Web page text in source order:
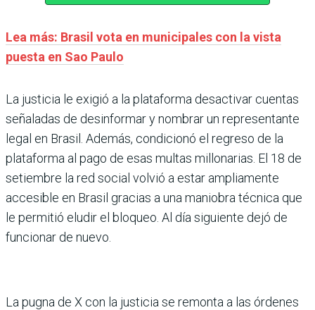
Lea más: Brasil vota en municipales con la vista
puesta en Sao Paulo
La justicia le exigió a la plataforma desactivar cuentas
señaladas de desinformar y nombrar un representante
legal en Brasil. Además, condicionó el regreso de la
plataforma al pago de esas multas millonarias. El 18 de
setiembre la red social volvió a estar ampliamente
accesible en Brasil gracias a una maniobra técnica que
le permitió eludir el bloqueo. Al día siguiente dejó de
funcionar de nuevo.
La pugna de X con la justicia se remonta a las órdenes